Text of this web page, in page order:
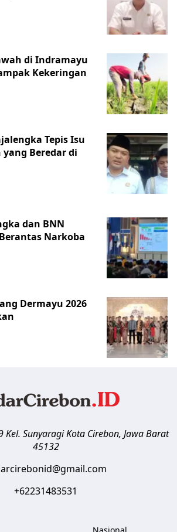
di Indramayu
Kekeringan
Tepis Isu
yang Beredar di
dan BNN
Narkoba
Dermayu 2026
Kel. SunyaragiKota Cirebon, Jawa Barat
45132
+62231483531